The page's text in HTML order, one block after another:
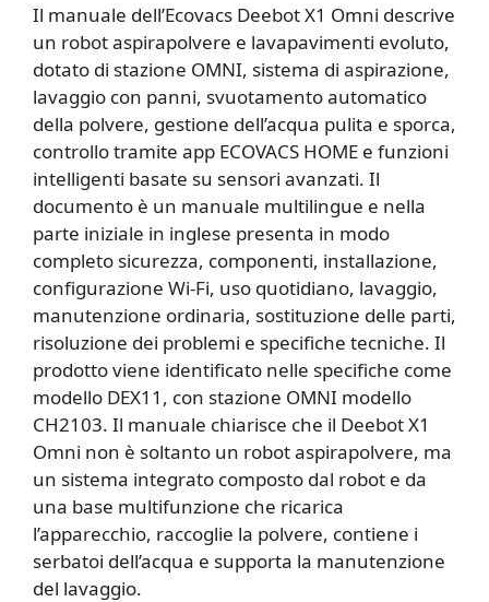
Il manuale dell’Ecovacs Deebot X1 Omni descrive
un robot aspirapolvere e lavapavimenti evoluto,
dotato di stazione OMNI, sistema di aspirazione,
lavaggio con panni, svuotamento automatico
della polvere, gestione dell’acqua pulita e sporca,
controllo tramite app ECOVACS HOME e funzioni
intelligenti basate su sensori avanzati. Il
documento è un manuale multilingue e nella
parte iniziale in inglese presenta in modo
completo sicurezza, componenti, installazione,
configurazione Wi-Fi, uso quotidiano, lavaggio,
manutenzione ordinaria, sostituzione delle parti,
risoluzione dei problemi e specifiche tecniche. Il
prodotto viene identificato nelle specifiche come
modello DEX11, con stazione OMNI modello
CH2103. Il manuale chiarisce che il Deebot X1
Omni non è soltanto un robot aspirapolvere, ma
un sistema integrato composto dal robot e da
una base multifunzione che ricarica
l’apparecchio, raccoglie la polvere, contiene i
serbatoi dell’acqua e supporta la manutenzione
del lavaggio.